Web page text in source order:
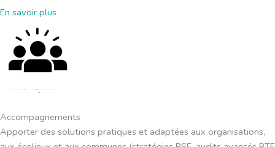
En savoir plus
⁠Accompagnements
Apporter des solutions pratiques et adaptées aux organisations,